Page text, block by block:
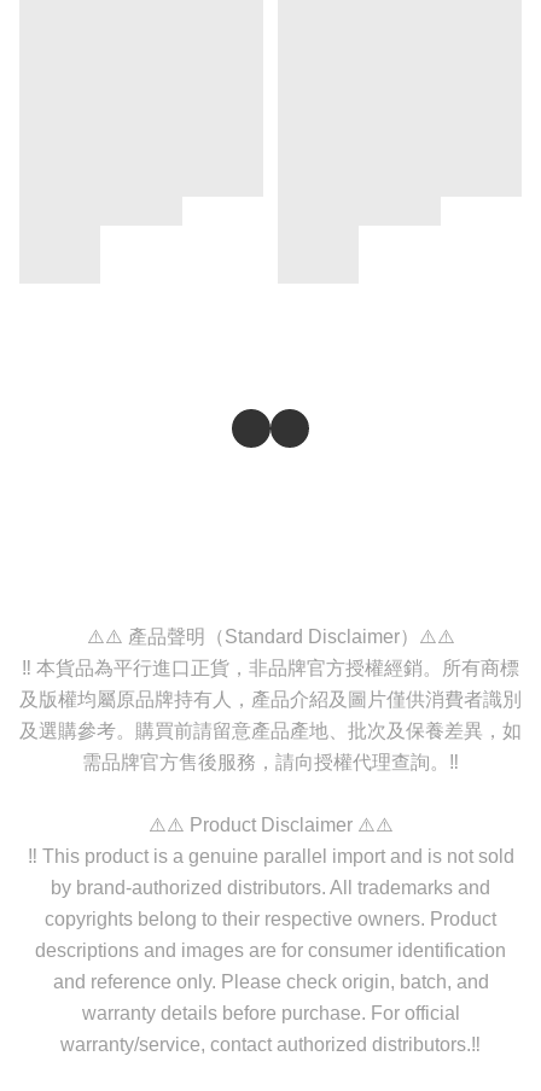
⚠️⚠️ 產品聲明（Standard Disclaimer）⚠️⚠️
‼️ 本貨品為平行進口正貨，非品牌官方授權經銷。所有商標
及版權均屬原品牌持有人，產品介紹及圖片僅供消費者識別
及選購參考。購買前請留意產品產地、批次及保養差異，如
需品牌官方售後服務，請向授權代理查詢。‼️
⚠️⚠️ Product Disclaimer ⚠️⚠️
‼️ This product is a genuine parallel import and is not sold
by brand-authorized distributors. All trademarks and
copyrights belong to their respective owners. Product
descriptions and images are for consumer identification
and reference only. Please check origin, batch, and
warranty details before purchase. For official
warranty/service, contact authorized distributors.‼️